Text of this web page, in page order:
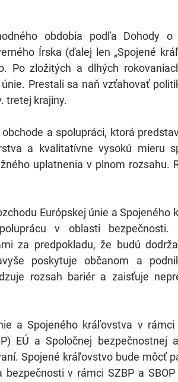
obdobia podľa Dohody o
Írska (ďalej len „Spojené
Po zložitých a dlhých
Prestali sa naň vzťahovať
tretej krajiny.
a spolupráci, ktorá
a kvalitatívne vysokú mieru
uplatnenia v plnom rozsahu.
Európskej únie a Spojeného
v oblasti bezpečnosti.
za predpokladu, že budú
poskytuje občanom a
rozsah bariér a zaisťuje
a Spojeného kráľovstva v rámci
EÚ a Spoločnej bezpečnostnej
Spojené kráľovstvo bude môcť
v rámci SZBP a